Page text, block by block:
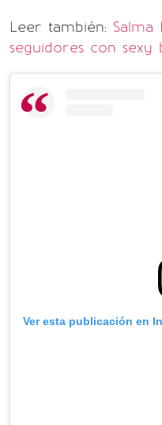
Leer también: Salma
seguidores con
Ver esta publicación en